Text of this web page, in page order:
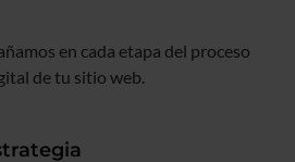
en cada etapa del proceso
de tu sitio web.